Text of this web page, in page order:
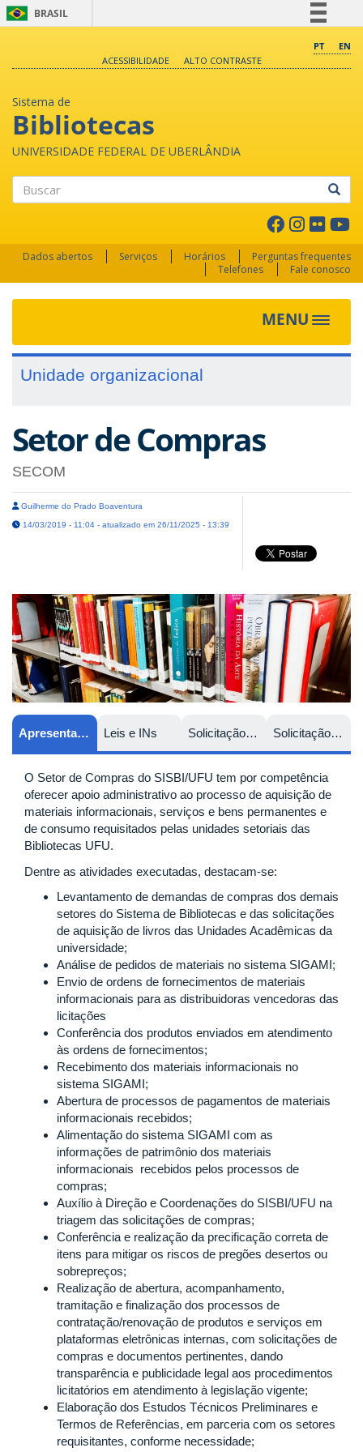
BRASIL
Comunica BR
PT
EN
ACESSIBILIDADE
ALTO CONTRASTE
Sistema de
Bibliotecas
UNIVERSIDADE FEDERAL DE UBERLÂNDIA
Dados abertos Serviços Horários
Perguntas frequentes
Telefones
Fale conosco
MENU Toggle
Unidade organizacional
Setor de Compras
SECOM
Guilherme do Prado Boaventura
14/03/2019 - 11:04 - atualizado em 26/11/2025 - 13:39
Apresentação
O Setor de Compras do SISBI/UFU tem por competência
oferecer apoio administrativo ao processo de aquisição de
materiais informacionais, serviços e bens permanentes e
de consumo requisitados pelas unidades setoriais das
Bibliotecas UFU.
Dentre as atividades executadas, destacam-se:
Levantamento de demandas de compras dos demais
setores do Sistema de Bibliotecas e das solicitações
de aquisição de livros das Unidades Acadêmicas da
universidade;
Análise de pedidos de materiais no sistema SIGAMI;
Envio de ordens de fornecimentos de materiais
informacionais para as distribuidoras vencedoras das
licitações
Conferência dos produtos enviados em atendimento
às ordens de fornecimentos;
Recebimento dos materiais informacionais no
sistema SIGAMI;
Abertura de processos de pagamentos de materiais
informacionais recebidos;
Alimentação do sistema SIGAMI com as
informações de patrimônio dos materiais
informacionais recebidos pelos processos de
compras;
Auxílio à Direção e Coordenações do SISBI/UFU na
triagem das solicitações de compras;
Conferência e realização da precificação correta de
itens para mitigar os riscos de pregões desertos ou
sobrepreços;
Realização de abertura, acompanhamento,
tramitação e finalização dos processos de
contratação/renovação de produtos e serviços em
plataformas eletrônicas internas, com solicitações de
compras e documentos pertinentes, dando
transparência e publicidade legal aos procedimentos
licitatórios em atendimento à legislação vigente;
Elaboração dos Estudos Técnicos Preliminares e
Termos de Referências, em parceria com os setores
requisitantes, conforme necessidade;
Leis e INs Solicitação de Materiais Solicitação de Gráfica